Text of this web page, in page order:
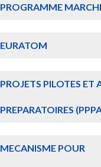
PROGRAMME
EURATOM
PROJETS PILOTES ET
PREPARATOIRES
MECANISME POUR